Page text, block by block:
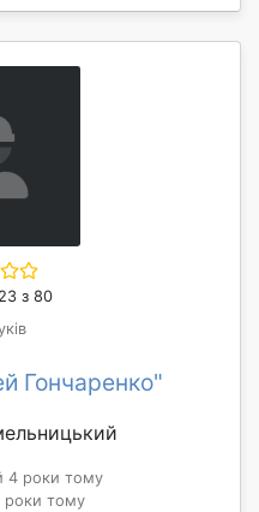
з 80
Гончаренко"
4 роки тому
роки тому